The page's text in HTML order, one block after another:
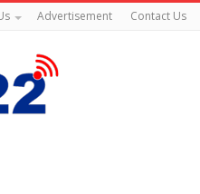
Advertisement Contact Us